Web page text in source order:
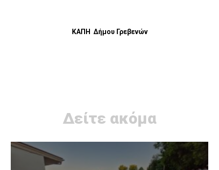
ΚΑΠΗ Δήμου Γρεβενών
Δείτε ακόμα